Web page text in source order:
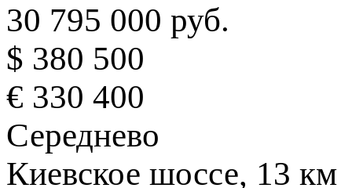
30 795 000 руб.
$ 380 500
€ 330 400
Середнево
Киевское шоссе, 13 км